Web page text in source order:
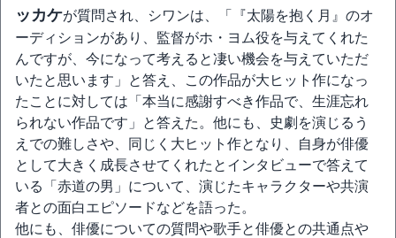
ッカケが質問され、シワンは、「『太陽を抱く月』のオ
ーディションがあり、監督がホ・ヨム役を与えてくれた
んですが、今になって考えると凄い機会を与えていただ
いたと思います」と答え、この作品が大ヒット作になっ
たことに対しては「本当に感謝すべき作品で、生涯忘れ
られない作品です」と答えた。他にも、史劇を演じるう
えでの難しさや、同じく大ヒット作となり、自身が俳優
として大きく成長させてくれたとインタビューで答えて
いる「赤道の男」について、演じたキャラクターや共演
者との面白エピソードなどを語った。
他にも、俳優についての質問や歌手と俳優との共通点や